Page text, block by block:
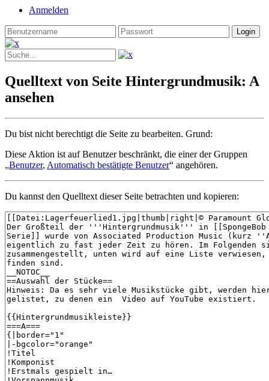
Anmelden
Quelltext von Seite Hintergrundmusik: A
ansehen
Du bist nicht berechtigt die Seite zu bearbeiten. Grund:
Diese Aktion ist auf Benutzer beschränkt, die einer der Gruppen
„Benutzer, Automatisch bestätigte Benutzer“ angehören.
Du kannst den Quelltext dieser Seite betrachten und kopieren: